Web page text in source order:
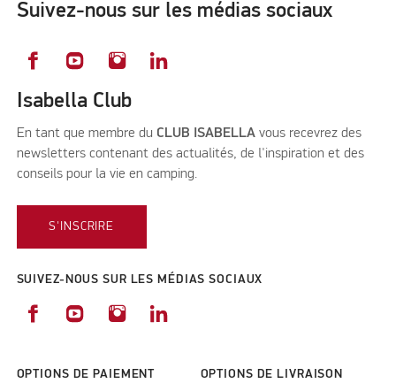
Suivez-nous sur les médias sociaux
Isabella Club
En tant que membre du CLUB ISABELLA vous recevrez des
newsletters contenant des actualités, de l'inspiration et des
conseils pour la vie en camping.
S'INSCRIRE
SUIVEZ-NOUS SUR LES MÉDIAS SOCIAUX
OPTIONS DE PAIEMENT OPTIONS DE LIVRAISON